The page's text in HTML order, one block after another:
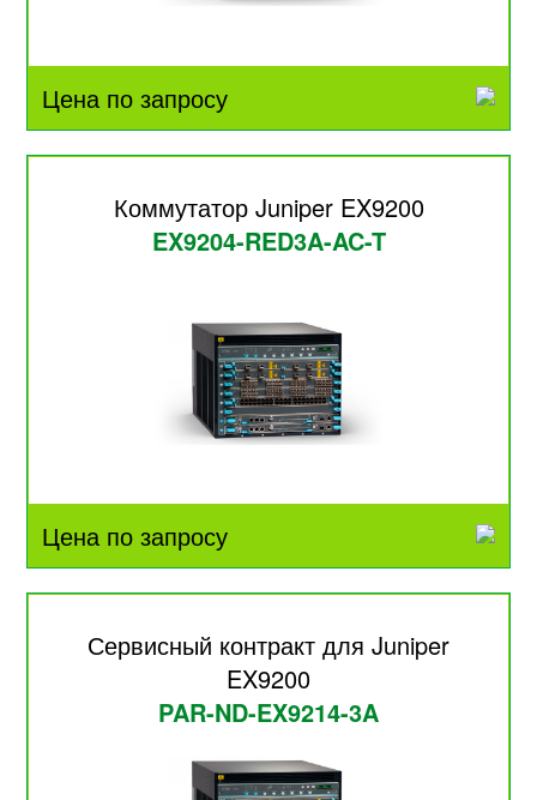
Цена по запросу
Коммутатор Juniper EX9200
EX9204-RED3A-AC-T
Цена по запросу
Сервисный контракт для Juniper
EX9200
PAR-ND-EX9214-3A